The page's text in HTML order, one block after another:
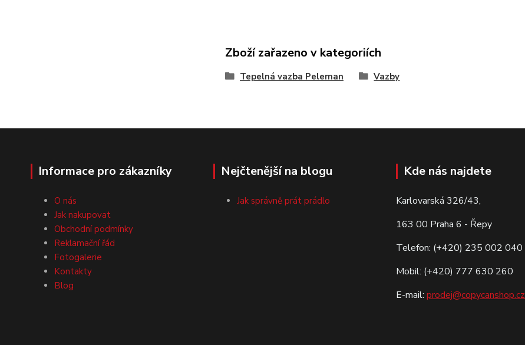
Zboží zařazeno v kategoriích
Tepelná vazba Peleman Vazby
Informace pro zákazníky
O nás
Jak nakupovat
Obchodní podmínky
Reklamační řád
Fotogalerie
Kontakty
Blog
Nejčtenější na blogu
Jak správně prát prádlo
Kde nás najdete
Karlovarská 326/43,
163 00 Praha 6 - Řepy
Telefon: (+420) 235 002 040
Mobil: (+420) 777 630 260
E-mail: prodej@copycanshop.cz